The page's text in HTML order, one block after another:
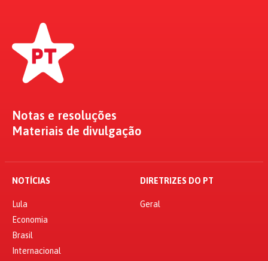
Notas e resoluções
Materiais de divulgação
NOTÍCIAS
Lula
Economia
Brasil
Internacional
DIRETRIZES DO PT
Geral